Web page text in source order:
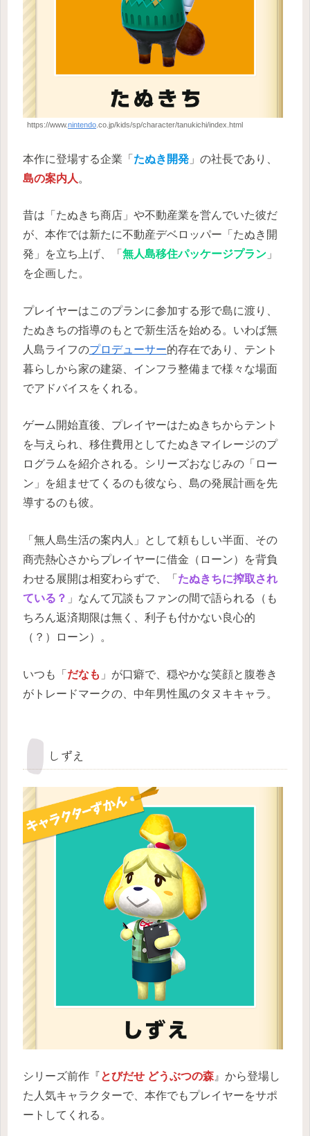
https://www.nintendo .co.jp/kids/sp/character/tanukichi/index.html
本作に登場する企業「 たぬき開発 」の社長であり、
島の案内人 。
昔は「たぬきち商店」や不動産業を営んでいた彼だ
が、本作では新たに不動産デベロッパー「たぬき開
発」を立ち上げ、「 無人島移住パッケージプラン 」
を企画した。
プレイヤーはこのプランに参加する形で島に渡り、
たぬきちの指導のもとで新生活を始める。いわば無
人島ライフのプロデューサー的存在であり、テント
暮らしから家の建築、インフラ整備まで様々な場面
でアドバイスをくれる。
ゲーム開始直後、プレイヤーはたぬきちからテント
を与えられ、移住費用としてたぬきマイレージのプ
ログラムを紹介される。シリーズおなじみの「ロー
ン」を組ませてくるのも彼なら、島の発展計画を先
導するのも彼。
「無人島生活の案内人」として頼もしい半面、その
商売熱心さからプレイヤーに借金（ローン）を背負
わせる展開は相変わらずで、「 たぬきちに搾取され
ている？ 」なんて冗談もファンの間で語られる（も
ちろん返済期限は無く、利子も付かない良心的
（？）ローン）。
いつも「 だなも 」が口癖で、穏やかな笑顔と腹巻き
がトレードマークの、中年男性風のタヌキキャラ。
しずえ
シリーズ前作『とびだせ どうぶつの森』から登場し
た人気キャラクターで、本作でもプレイヤーをサポ
ートしてくれる。